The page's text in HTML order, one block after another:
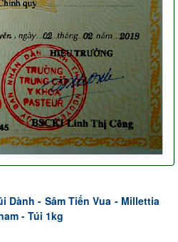
Dành - Sâm Tiến Vua - Millettia
- Túi 1kg